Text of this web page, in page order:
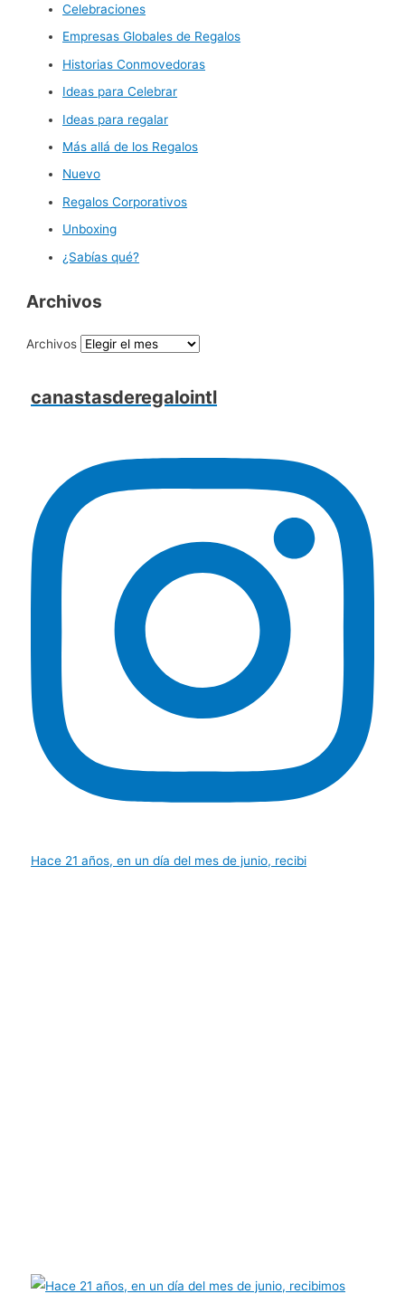
Celebraciones
Empresas Globales de Regalos
Historias Conmovedoras
Ideas para Celebrar
Ideas para regalar
Más allá de los Regalos
Nuevo
Regalos Corporativos
Unboxing
¿Sabías qué?
Archivos
Archivos
canastasderegalointl
Hace 21 años, en un día del mes de junio, recibi